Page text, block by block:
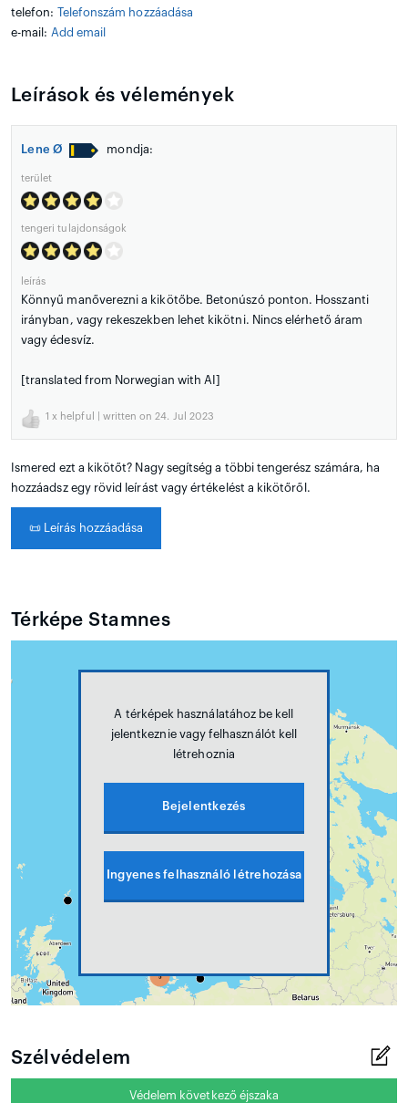
telefon:
Telefonszám hozzáadása
e-mail: Add email
Leírások és vélemények
Lene Ø mondja:
terület
tengeri tulajdonságok
leírás
Könnyű manőverezni a kikötőbe. Betonúszó ponton. Hosszanti
irányban, vagy rekeszekben lehet kikötni. Nincs elérhető áram
vagy édesvíz.
[translated from Norwegian with AI]
1 x helpful | written on 24. Jul 2023
Ismered ezt a kikötőt? Nagy segítség a többi tengerész számára, ha
hozzáadsz egy rövid leírást vagy értékelést a kikötőről.
📜 Leírás hozzáadása
Térképe Stamnes
A térképek használatához be kell
jelentkeznie vagy felhasználót kell
létrehoznia
Bejelentkezés
Ingyenes felhasználó létrehozása
Szélvédelem
Védelem következő éjszaka